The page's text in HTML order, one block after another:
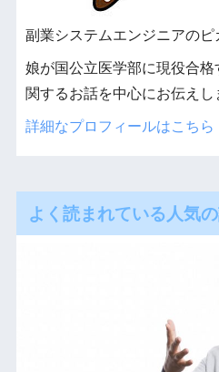
副業システムエンジニアのピ
娘が国公立医学部に現役合
関するお話を中心にお伝えし
詳細なプロフィールはこちら
よく読まれている人気